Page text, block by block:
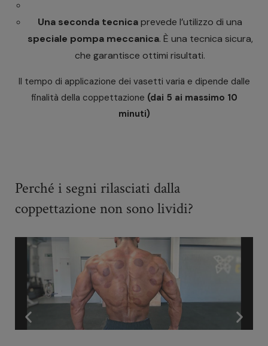
Una seconda tecnicaprevede l’utilizzo di una
speciale pompa meccanica. È una tecnica sicura,
che garantisce ottimi risultati.
Il tempo di applicazione dei vasetti varia e dipende dalle
finalità della coppettazione (dai 5 ai massimo 10
minuti)
Perché i segni rilasciati dalla
coppettazione non sono lividi?